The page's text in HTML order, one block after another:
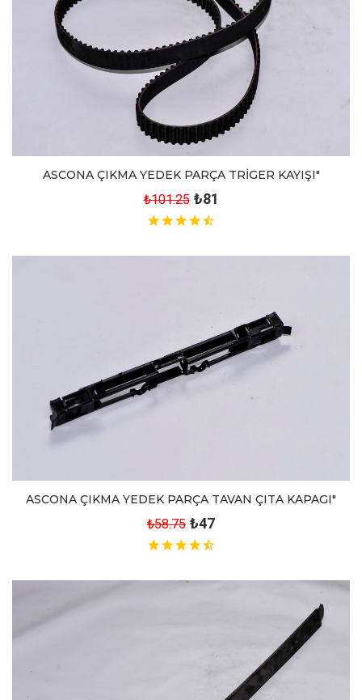
ASCONA ÇIKMA YEDEK PARÇA TRİGER KAYIŞI"
₺101.25 ₺81
ASCONA ÇIKMA YEDEK PARÇA TAVAN ÇITA KAPAGI"
₺58.75 ₺47